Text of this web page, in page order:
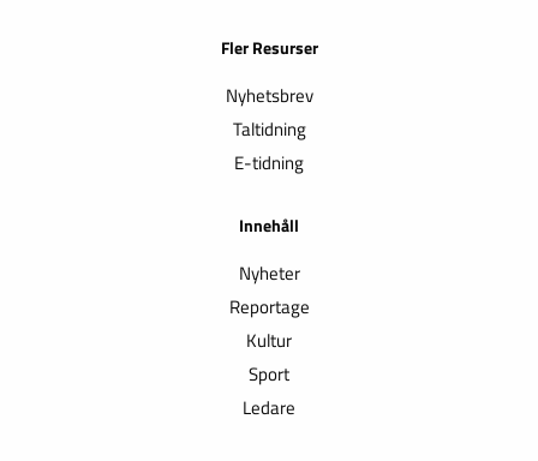
Fler Resurser
Nyhetsbrev
Taltidning
E-tidning
Innehåll
Nyheter
Reportage
Kultur
Sport
Ledare